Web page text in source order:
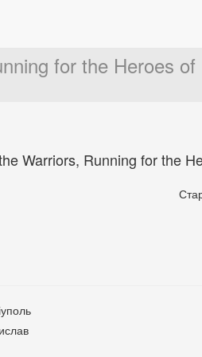
for the Heroes of
Warriors, Running for the